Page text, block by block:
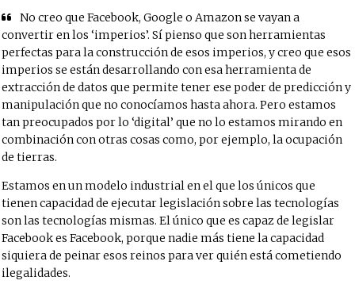
No creo que Facebook, Google o Amazon se vayan a
convertir en los ‘imperios’. Sí pienso que son herramientas
perfectas para la construcción de esos imperios, y creo que esos
imperios se están desarrollando con esa herramienta de
extracción de datos que permite tener ese poder de predicción y
manipulación que no conocíamos hasta ahora. Pero estamos
tan preocupados por lo ‘digital’ que no lo estamos mirando en
combinación con otras cosas como, por ejemplo, la ocupación
de tierras.
Estamos en un modelo industrial en el que los únicos que
tienen capacidad de ejecutar legislación sobre las tecnologías
son las tecnologías mismas. El único que es capaz de legislar
Facebook es Facebook, porque nadie más tiene la capacidad
siquiera de peinar esos reinos para ver quién está cometiendo
ilegalidades.